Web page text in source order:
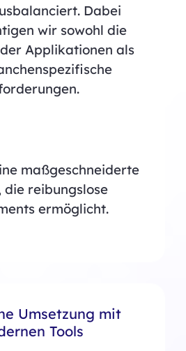
Dabei
wir sowohl die
Applikationen als
maßgeschneiderte
die reibungslose
ermöglicht.
Umsetzung mit
Tools